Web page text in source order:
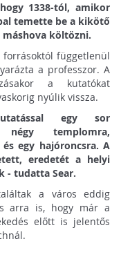
1338-tól, amikor
temette be a kikötő
költözni.
függetlenül
a professzor. A
a kutatókat
nyúlik vissza.
egy sor
négy templomra,
egy hajóroncsra. A
eredetét a helyi
- tudatta Sear.
a város eddig
arra is, hogy már a
előtt is jelentős